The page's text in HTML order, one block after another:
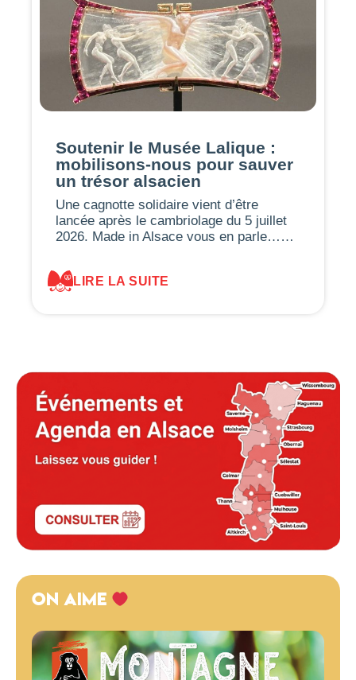
Soutenir le Musée Lalique :
mobilisons-nous pour sauver
un trésor alsacien
Une cagnotte solidaire vient d’être
lancée après le cambriolage du 5 juillet
2026. Made in Alsace vous en parle……
LIRE LA SUITE
ON AIME